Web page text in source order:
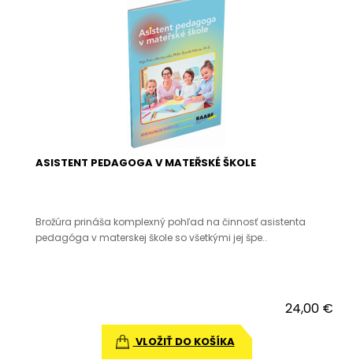
ASISTENT PEDAGOGA V MATEŘSKÉ ŠKOLE
Brožúra prináša komplexný pohľad na činnosť asistenta
pedagóga v materskej škole so všetkými jej špe..
24,00 €
VLOŽIŤ DO KOŠÍKA